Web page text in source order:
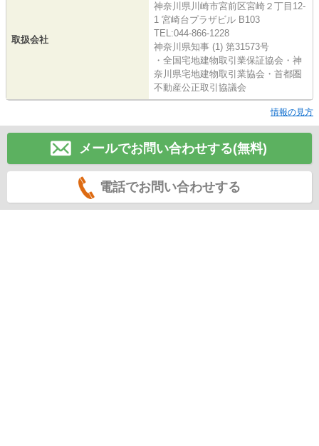
取扱会社
神奈川県川崎市宮前区宮崎２丁目12-
1 宮崎台プラザビル B103
TEL:044-866-1228
神奈川県知事 (1) 第31573号
・全国宅地建物取引業保証協会・神
奈川県宅地建物取引業協会・首都圏
不動産公正取引協議会
情報の見方
メールでお問い合わせする(無料)
電話でお問い合わせする